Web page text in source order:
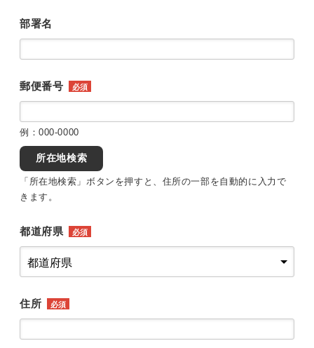
部署名
郵便番号 必須
例：000-0000
所在地検索
「所在地検索」ボタンを押すと、住所の一部を自動的に入力で
きます。
都道府県 必須
住所 必須